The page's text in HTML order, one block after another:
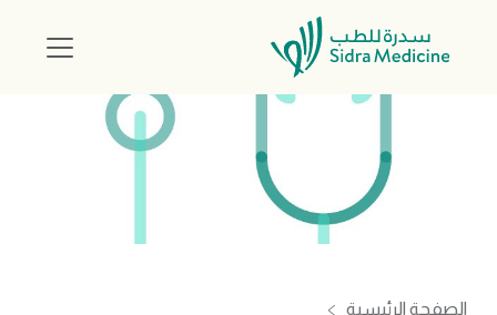
الصفحة الرئيسية